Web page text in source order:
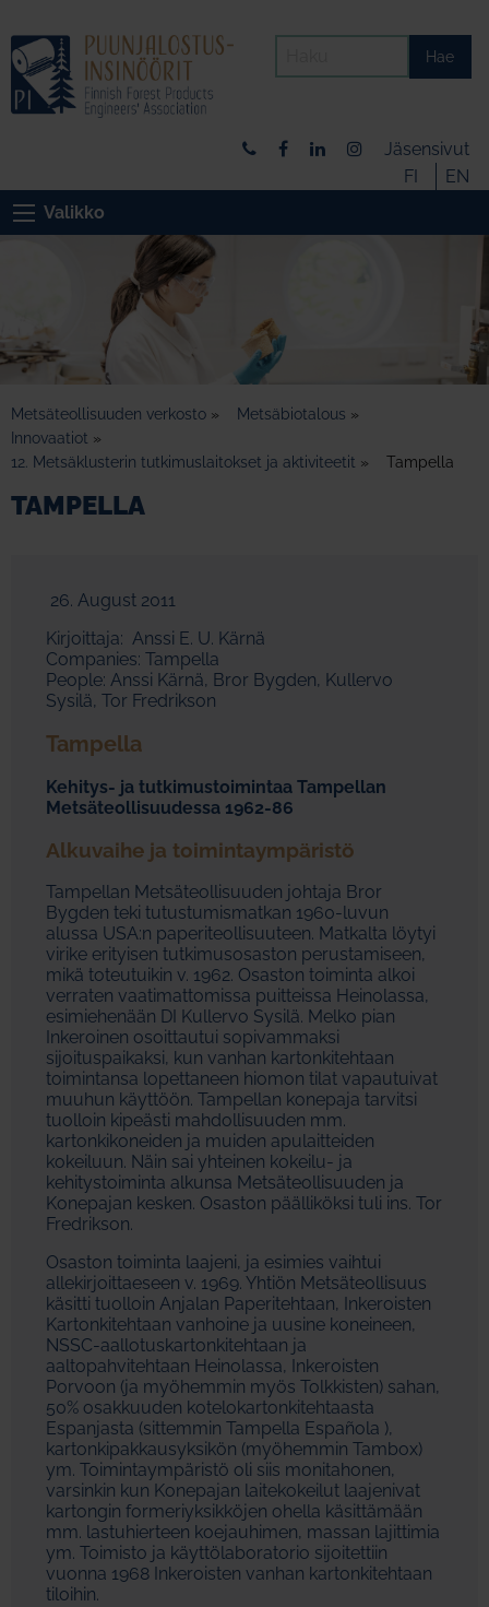
Hae
Jäsensivut
FI
EN
Valikko
Metsäteollisuuden verkosto » Metsäbiotalous »
Innovaatiot »
12. Metsäklusterin tutkimuslaitokset ja aktiviteetit » Tampella
TAMPELLA
26. August 2011
Kirjoittaja: Anssi E. U. Kärnä
Companies: Tampella
People: Anssi Kärnä, Bror Bygden, Kullervo
Sysilä, Tor Fredrikson
Tampella
Kehitys- ja tutkimustoimintaa Tampellan
Metsäteollisuudessa 1962-86
Alkuvaihe ja toimintaympäristö
Tampellan Metsäteollisuuden johtaja Bror
Bygden teki tutustumismatkan 1960-luvun
alussa USA:n paperiteollisuuteen. Matkalta löytyi
virike erityisen tutkimusosaston perustamiseen,
mikä toteutuikin v. 1962. Osaston toiminta alkoi
verraten vaatimattomissa puitteissa Heinolassa,
esimiehenään DI Kullervo Sysilä. Melko pian
Inkeroinen osoittautui sopivammaksi
sijoituspaikaksi, kun vanhan kartonkitehtaan
toimintansa lopettaneen hiomon tilat vapautuivat
muuhun käyttöön. Tampellan konepaja tarvitsi
tuolloin kipeästi mahdollisuuden mm.
kartonkikoneiden ja muiden apulaitteiden
kokeiluun. Näin sai yhteinen kokeilu- ja
kehitystoiminta alkunsa Metsäteollisuuden ja
Konepajan kesken. Osaston päälliköksi tuli ins. Tor
Fredrikson.
Osaston toiminta laajeni, ja esimies vaihtui
allekirjoittaeseen v. 1969. Yhtiön Metsäteollisuus
käsitti tuolloin Anjalan Paperitehtaan, Inkeroisten
Kartonkitehtaan vanhoine ja uusine koneineen,
NSSC-aallotuskartonkitehtaan ja
aaltopahvitehtaan Heinolassa, Inkeroisten
Porvoon (ja myöhemmin myös Tolkkisten) sahan,
50% osakkuuden kotelokartonkitehtaasta
Espanjasta (sittemmin Tampella Española ),
kartonkipakkausyksikön (myöhemmin Tambox)
ym. Toimintaympäristö oli siis monitahonen,
varsinkin kun Konepajan laitekokeilut laajenivat
kartongin formeriyksikköjen ohella käsittämään
mm. lastuhierteen koejauhimen, massan lajittimia
ym. Toimisto ja käyttölaboratorio sijoitettiin
vuonna 1968 Inkeroisten vanhan kartonkitehtaan
tiloihin.